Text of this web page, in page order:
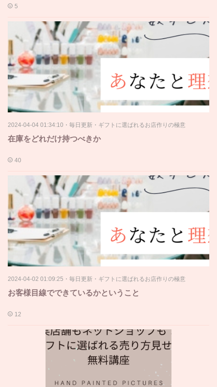
5
2024-04-04 01:34:10 ・ 毎日更新・ギフトに選ばれるお店作りの極意
在庫をどれだけ持つべきか
40
2024-04-02 01:09:25 ・ 毎日更新・ギフトに選ばれるお店作りの極意
お客様目線でできているかということ
12